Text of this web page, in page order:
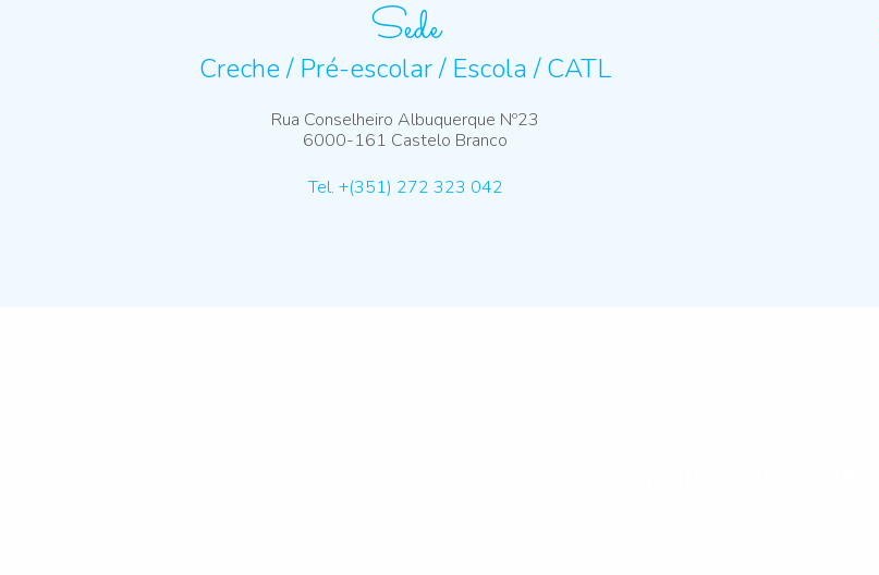
Sede
Creche / Pré-escolar / Escola / CATL
Rua Conselheiro Albuquerque Nº23
6000-161 Castelo Branco
Tel. +(351) 272 323 042